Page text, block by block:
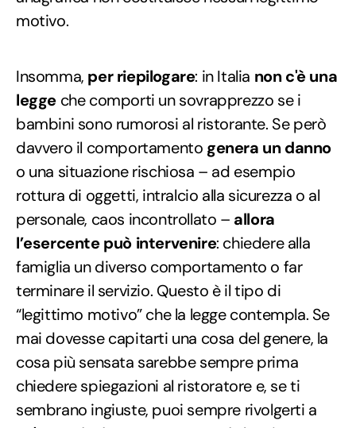
motivo.
Insomma, per riepilogare: in Italia non c'è una
legge che comporti un sovrapprezzo se i
bambini sono rumorosi al ristorante. Se però
davvero il comportamento genera un danno
o una situazione rischiosa – ad esempio
rottura di oggetti, intralcio alla sicurezza o al
personale, caos incontrollato – allora
l’esercente può intervenire: chiedere alla
famiglia un diverso comportamento o far
terminare il servizio. Questo è il tipo di
“legittimo motivo” che la legge contempla. Se
mai dovesse capitarti una cosa del genere, la
cosa più sensata sarebbe sempre prima
chiedere spiegazioni al ristoratore e, se ti
sembrano ingiuste, puoi sempre rivolgerti a